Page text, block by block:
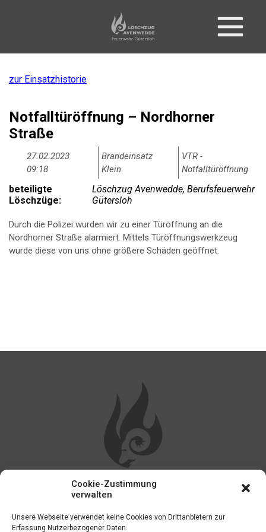
Cookie-Zustimmung
verwalten
Unsere Webseite verwendet keine Cookies von Drittanbietern zur
Erfassung Nutzerbezogener Daten.
zur Einsatzhistorie
Notfalltüröffnung – Nordhorner
Straße
27.02.2023
09:18
Brandeinsatz
Klein
VTR -
Notfalltüröffnung
beteiligte
Löschzüge:
Löschzug Avenwedde, Berufsfeuerwehr
Gütersloh
Durch die Polizei wurden wir zu einer Türöffnung an die
Nordhorner Straße alarmiert. Mittels Türöffnungswerkzeug
wurde diese von uns ohne größere Schäden geöffnet.
WEITERE LINKS
Impressum